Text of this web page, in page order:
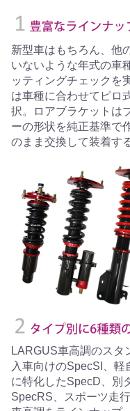
新型車はもちろん、他
いないような年式の車
ッティングチェックを
は車種に合わせてピロ
択。ロアブラケットは
ーの形状を純正基準で
のまま交換して装着す
LARGUS車高調のスタ
入車向けのSpecSI、
に特化したSpecD、別
SpecRS、スポーツ走